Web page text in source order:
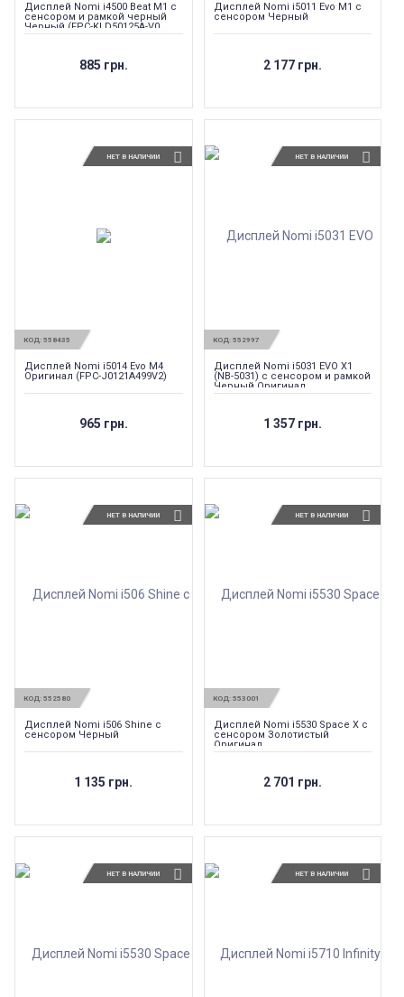
Дисплей Nomi i4500 Beat M1 с
сенсором и рамкой черный
Черный (FPC-KLD50125A-V0,
FT3327DQQ)
885 грн.
Дисплей Nomi i5011 Evo M1 с
сенсором Черный
2 177 грн.
НЕТ В НАЛИЧИИ
КОД: 558435
Дисплей Nomi i5014 Evo M4
Оригинал (FPC-J0121A499V2)
965 грн.
НЕТ В НАЛИЧИИ
КОД: 552997
Дисплей Nomi i5031 EVO X1
(NB-5031) с сенсором и рамкой
Черный Оригинал
1 357 грн.
НЕТ В НАЛИЧИИ
КОД: 552580
Дисплей Nomi i506 Shine с
сенсором Черный
1 135 грн.
НЕТ В НАЛИЧИИ
КОД: 553001
Дисплей Nomi i5530 Space X с
сенсором Золотистый
Оригинал
2 701 грн.
НЕТ В НАЛИЧИИ НЕТ В НАЛИЧИИ